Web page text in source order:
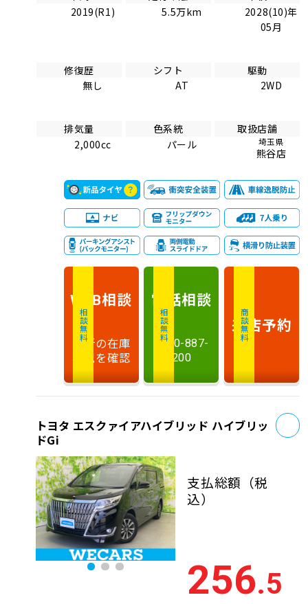
2019(R1)
5.5万km
2028(10)年
05月
修復歴
無し
シフト
AT
駆動
2WD
排気量
2,000cc
色系統
パール
取扱店舗
埼玉県
熊谷店
相談無料
WEB相談
最新の在庫
状況を確認
相談無料
電話相談
0120-887-
200
商談無料
来店予約
トヨタ エスクァイアハイブリッド ハイブリッ
ドGi
支払総額 （税
込）
256.5